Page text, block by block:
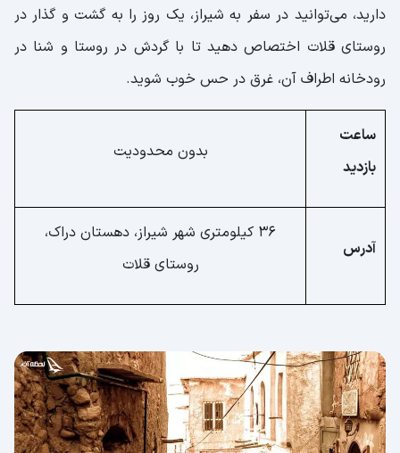
دارید، می‌توانید در سفر به شیراز، یک روز را به گشت و گذار در
روستای قلات اختصاص دهید تا با گردش در روستا و شنا در
رودخانه اطراف آن، غرق در حس خوب شوید.
ساعت
بازدید
بدون محدودیت
آدرس
36 کیلومتری شهر شیراز، دهستان دراک،
روستای قلات